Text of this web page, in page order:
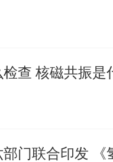
查 核磁共振是
门联合印发